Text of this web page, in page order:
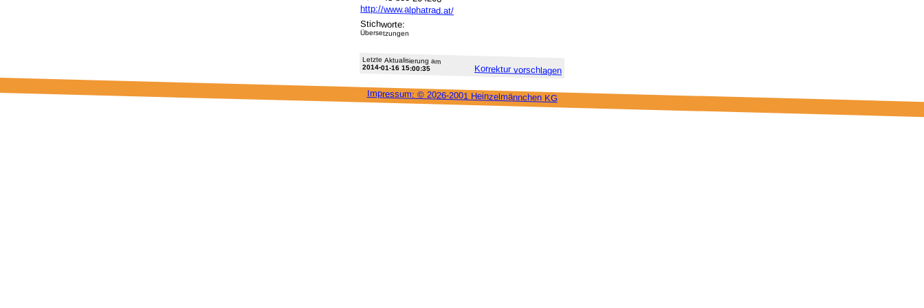
http://www.alphatrad.at/
Stichworte:
Übersetzungen
Letzte Aktu­alisie­rung am
2014-01-16 15:00:35 Korrektur vor­schlagen
Impressum: © 2026-2001 Heinzel­männchen KG